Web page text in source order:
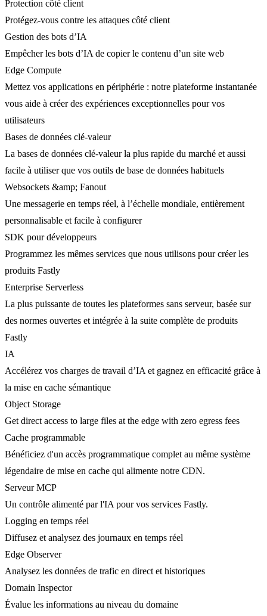
Protection côté client
Protégez-vous contre les attaques côté client
Gestion des bots d’IA
Empêcher les bots d’IA de copier le contenu d’un site web
Edge Compute
Mettez vos applications en périphérie : notre plateforme instantanée
vous aide à créer des expériences exceptionnelles pour vos
utilisateurs
Bases de données clé-valeur
La bases de données clé-valeur la plus rapide du marché et aussi
facile à utiliser que vos outils de base de données habituels
Websockets &amp; Fanout
Une messagerie en temps réel, à l’échelle mondiale, entièrement
personnalisable et facile à configurer
SDK pour développeurs
Programmez les mêmes services que nous utilisons pour créer les
produits Fastly
Enterprise Serverless
La plus puissante de toutes les plateformes sans serveur, basée sur
des normes ouvertes et intégrée à la suite complète de produits
Fastly
IA
Accélérez vos charges de travail d’IA et gagnez en efficacité grâce à
la mise en cache sémantique
Object Storage
Get direct access to large files at the edge with zero egress fees
Cache programmable
Bénéficiez d'un accès programmatique complet au même système
légendaire de mise en cache qui alimente notre CDN.
Serveur MCP
Un contrôle alimenté par l'IA pour vos services Fastly.
Logging en temps réel
Diffusez et analysez des journaux en temps réel
Edge Observer
Analysez les données de trafic en direct et historiques
Domain Inspector
Évalue les informations au niveau du domaine